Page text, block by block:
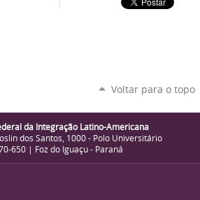
Voltar para o topo
da Integração Latino-Americana
dos Santos, 1000 - Polo Universitário
650 | Foz do Iguaçu - Paraná